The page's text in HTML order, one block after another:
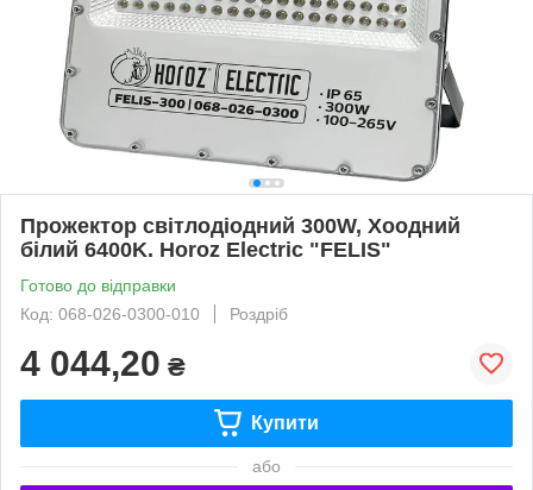
Прожектор світлодіодний 300W, Хоодний
білий 6400K. Horoz Electric "FELIS"
Готово до відправки
Код: 068-026-0300-010
Роздріб
4 044,20 ₴
Купити
або